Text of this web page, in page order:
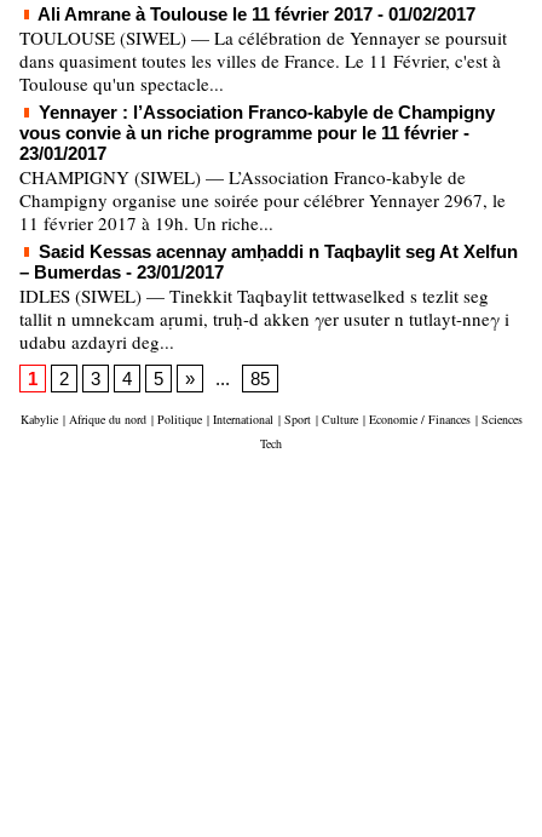
Ali Amrane à Toulouse le 11 février 2017 - 01/02/2017
TOULOUSE (SIWEL) — La célébration de Yennayer se poursuit
dans quasiment toutes les villes de France. Le 11 Février, c'est à
Toulouse qu'un spectacle...
Yennayer : l’Association Franco-kabyle de Champigny
vous convie à un riche programme pour le 11 février -
23/01/2017
CHAMPIGNY (SIWEL) — L’Association Franco-kabyle de
Champigny organise une soirée pour célébrer Yennayer 2967, le
11 février 2017 à 19h. Un riche...
Saɛid Kessas acennay amḥaddi n Taqbaylit seg At Xelfun
– Bumerdas - 23/01/2017
IDLES (SIWEL) — Tinekkit Taqbaylit tettwaselked s tezlit seg
tallit n umnekcam aṛumi, truḥ-d akken γer usuter n tutlayt-nneγ i
udabu azdayri deg...
1 2 3 4 5 » ... 85
Kabylie | Afrique du nord | Politique | International | Sport | Culture | Economie / Finances | Sciences
Tech